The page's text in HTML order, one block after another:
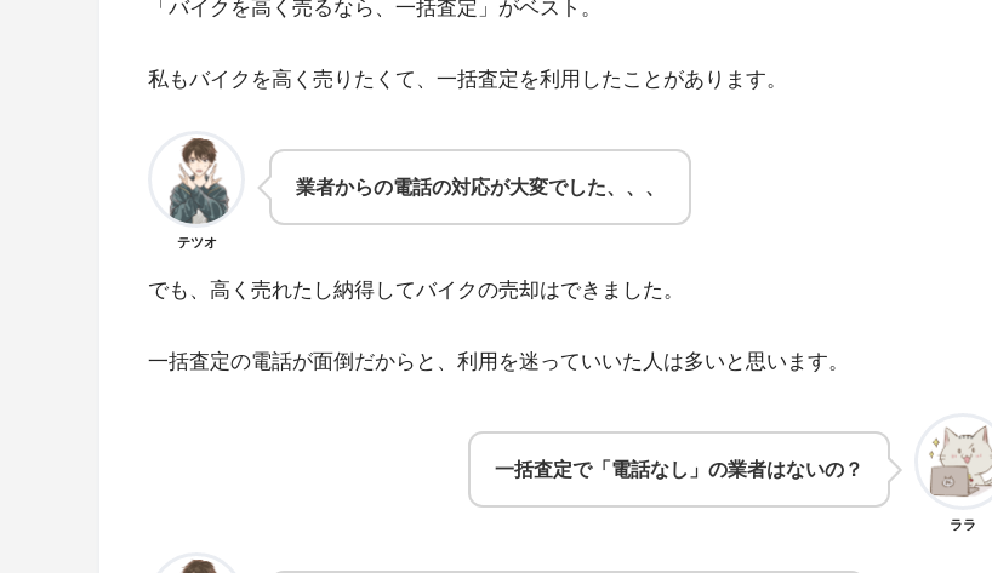
「バイクを高く売るなら、一括査定」がベスト。
私もバイクを高く売りたくて、一括査定を利用したことがあります。
テツオ
業者からの電話の対応が大変でした、、、
でも、高く売れたし納得してバイクの売却はできました。
一括査定の電話が面倒だからと、利用を迷っていいた人は多いと思います。
ララ
一括査定で「電話なし」の業者はないの？